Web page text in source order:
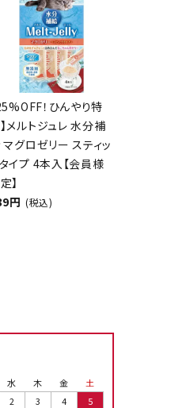
！ひんやり特
メルトジュレ 水分補
グロゼリー スティッ
イプ 4本入【会員様
】
円 (税込)
水 木 金
土
2 3 4
5